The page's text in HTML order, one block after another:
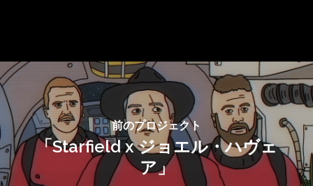
前のプロジェクト
「Starfield x ジョエル・ハヴェ
ア」